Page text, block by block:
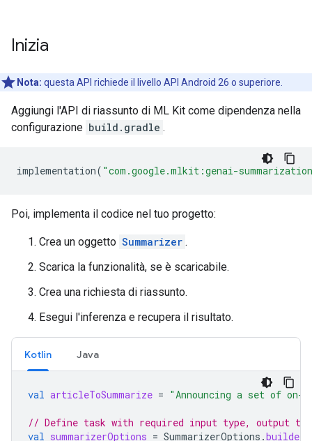
Inizia
Nota: questa API richiede il livello API Android 26 o superiore.
Aggiungi l'API di riassunto di ML Kit come dipendenza nella
configurazione build.gradle .
implementation( "com.google.mlkit:genai-
Poi, implementa il codice nel tuo progetto:
Crea un oggetto Summarizer .
Scarica la funzionalità, se è scaricabile.
Crea una richiesta di riassunto.
Esegui l'inferenza e recupera il risultato.
Kotlin Java
val articleToSummarize = "Announcing a set of on-
// Define task with required input type, output
val summarizerOptions = SummarizerOptions .builder